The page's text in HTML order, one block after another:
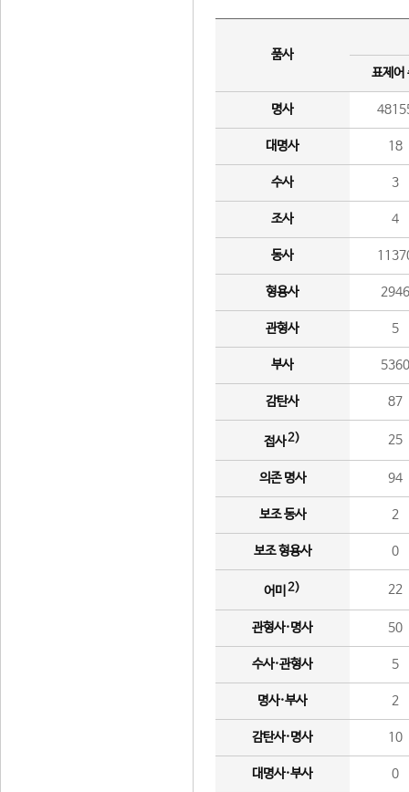
품사
표제어
명사
대명사 18
수사 3
조사 4
동사
형용사 2946
관형사 5
부사 5360
감탄사 87
접사2) 25
의존 명사 94
보조 동사 2
보조 형용사 0
어미 2) 22
관형사·명사 50
수사·관형사 5
명사·부사 2
감탄사·명사 10
대명사·부사 0